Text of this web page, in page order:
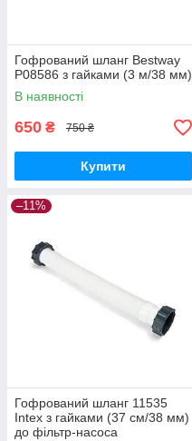
Гофрований шланг Bestway
P08586 з гайками (3 м/38 мм)
В наявності
650 ₴ 750 ₴
Купити
–11%
Гофрований шланг 11535
Intex з гайками (37 см/38 мм)
до фільтр-насоса